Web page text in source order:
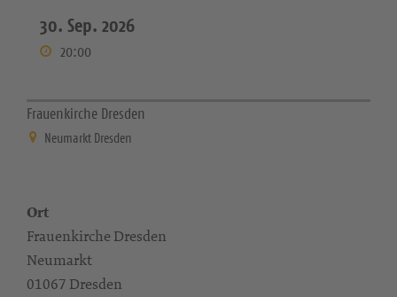
30. Sep. 2026
20:00
Frauenkirche Dresden
Neumarkt Dresden
Ort
Frauenkirche Dresden
Neumarkt
01067 Dresden